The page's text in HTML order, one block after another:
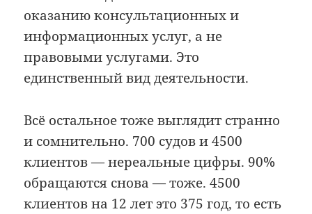
оказанию консультационных и
информационных услуг, а не
правовыми услугами. Это
единственный вид деятельности.
Всё остальное тоже выглядит странно
и сомнительно. 700 судов и 4500
клиентов — нереальные цифры. 90%
обращаются снова — тоже. 4500
клиентов на 12 лет это 375 год, то есть